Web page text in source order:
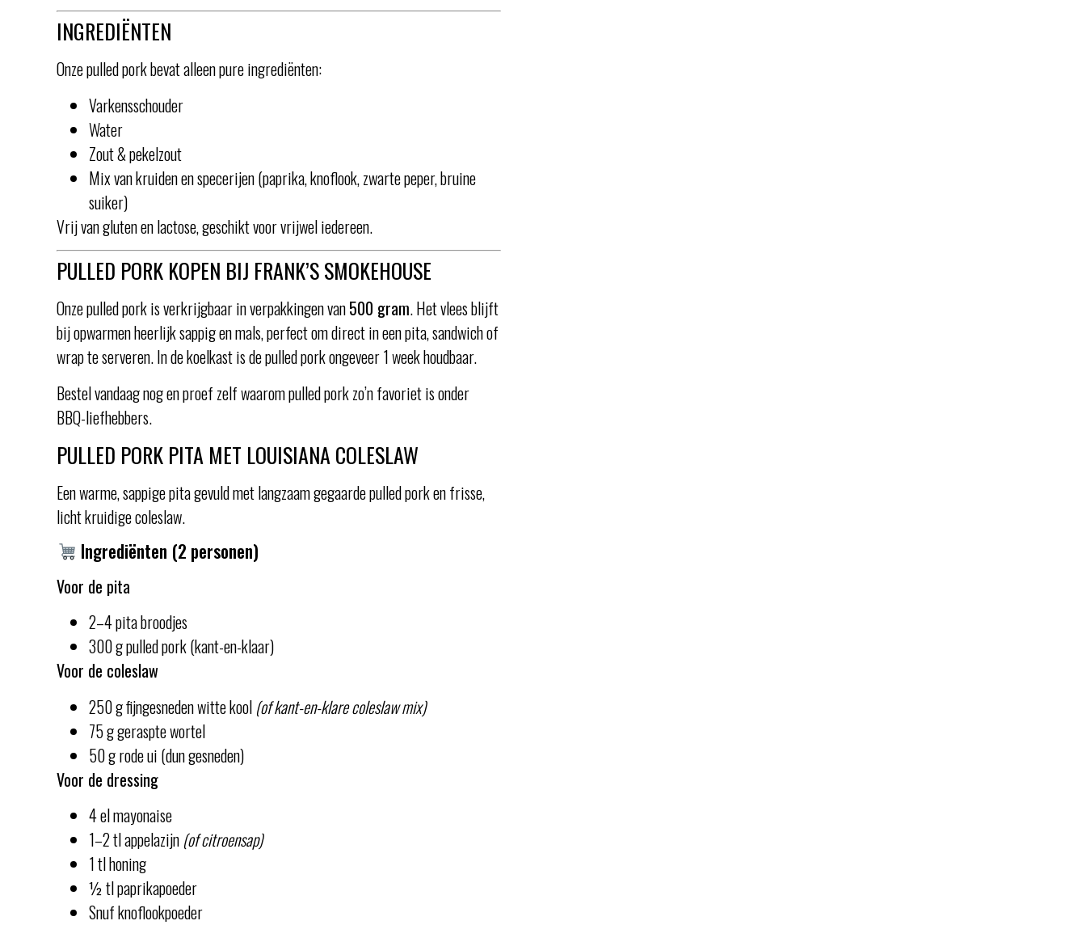
INGREDIËNTEN
Onze pulled pork bevat alleen pure ingrediënten:
Varkensschouder
Water
Zout & pekelzout
Mix van kruiden en specerijen (paprika, knoflook, zwarte peper, bruine
suiker)
Vrij van gluten en lactose, geschikt voor vrijwel iedereen.
PULLED PORK KOPEN BIJ FRANK’S SMOKEHOUSE
Onze pulled pork is verkrijgbaar in verpakkingen van500 gram. Het vlees blijft
bij opwarmen heerlijk sappig en mals, perfect om direct in een pita, sandwich of
wrap te serveren. In de koelkast is de pulled pork ongeveer 1 week houdbaar.
Bestel vandaag nog en proef zelf waarom pulled pork zo’n favoriet is onder
BBQ-liefhebbers.
PULLED PORK PITA MET LOUISIANA COLESLAW
Een warme, sappige pita gevuld met langzaam gegaarde pulled pork en frisse,
licht kruidige coleslaw.
Ingrediënten (2 personen)
Voor de pita
2–4 pita broodjes
300 g pulled pork (kant-en-klaar)
Voor de coleslaw
250 g fijngesneden witte kool (of kant-en-klare coleslaw mix)
75 g geraspte wortel
50 g rode ui (dun gesneden)
Voor de dressing
4 el mayonaise
1–2 tl appelazijn (of citroensap)
1 tl honing
½ tl paprikapoeder
Snuf knoflookpoeder